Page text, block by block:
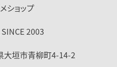
ショップ
2003
大垣市青柳町4-14-2